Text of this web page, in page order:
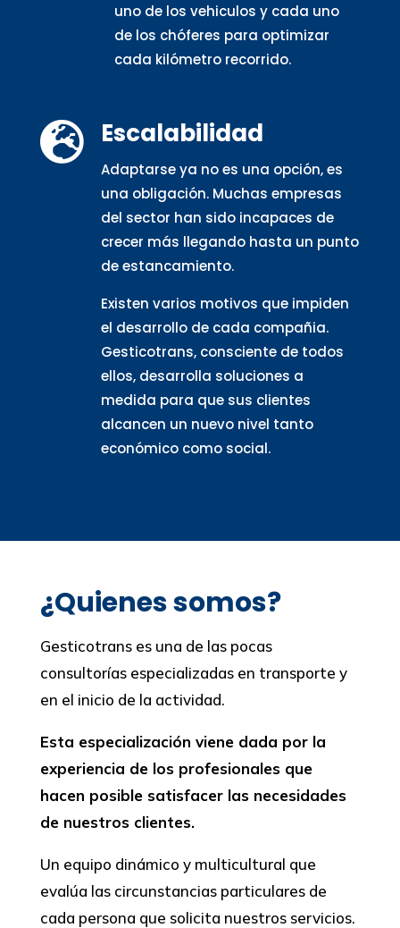
uno de los vehiculos y cada uno
de los chóferes para optimizar
cada kilómetro recorrido.
 Escalabilidad
Adaptarse ya no es una opción, es
una obligación. Muchas empresas
del sector han sido incapaces de
crecer más llegando hasta un punto
de estancamiento.
Existen varios motivos que impiden
el desarrollo de cada compañia.
Gesticotrans, consciente de todos
ellos, desarrolla soluciones a
medida para que sus clientes
alcancen un nuevo nivel tanto
económico como social.
¿Quienes somos?
Gesticotrans es una de las pocas
consultorías especializadas en transporte y
en el inicio de la actividad.
Esta especialización viene dada por la
experiencia de los profesionales que
hacen posible satisfacer las necesidades
de nuestros clientes.
Un equipo dinámico y multicultural que
evalúa las circunstancias particulares de
cada persona que solicita nuestros servicios.